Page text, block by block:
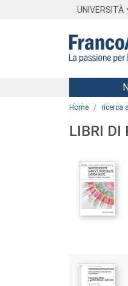
UNIVERSITÀ
Menu
Home ricerca
LIBRI DI